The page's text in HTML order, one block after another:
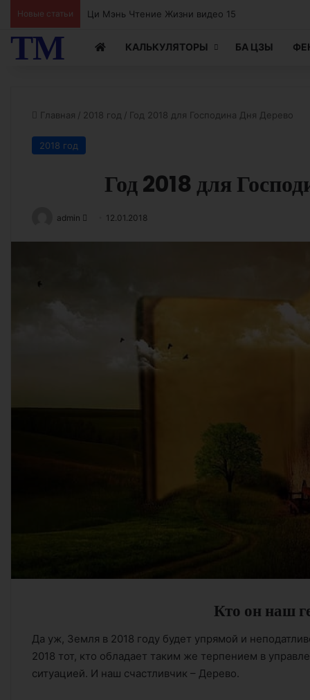
Новые статьи Ци Мэнь Чтение Жизни видео 15
ТМ КАЛЬКУЛЯТОРЫ БА ЦЗЫ
Главная / 2018 год / Год 2018 для Господина Дня Дерево
2018 год
Год 2018 для
admin 12.01.2018
Кто он наш
Да уж, Земля в 2018 году будет упрямой и
2018 тот, кто обладает таким же терпением в
ситуацией. И наш счастливчик – Дерево.